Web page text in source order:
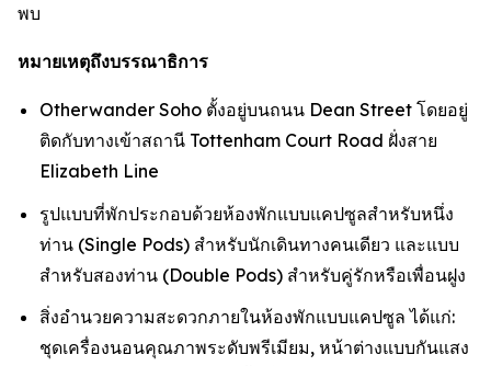
พบ
หมายเหตุถึงบรรณาธิการ
Otherwander Soho ตั้งอยู่บนถนน Dean Street โดยอยู่
ติดกับทางเข้าสถานี Tottenham Court Road ฝั่งสาย
Elizabeth Line
รูปแบบที่พักประกอบด้วยห้องพักแบบแคปซูลสำหรับหนึ่ง
ท่าน (Single Pods) สำหรับนักเดินทางคนเดียว และแบบ
สำหรับสองท่าน (Double Pods) สำหรับคู่รักหรือเพื่อนฝูง
สิ่งอำนวยความสะดวกภายในห้องพักแบบแคปซูล ได้แก่:
ชุดเครื่องนอนคุณภาพระดับพรีเมียม, หน้าต่างแบบกันแสง